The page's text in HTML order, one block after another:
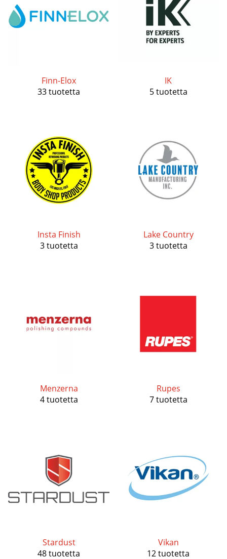
Finn-Elox
33 tuotetta
IK
5 tuotetta
Insta Finish
3 tuotetta
Lake Country
3 tuotetta
Menzerna
4 tuotetta
Rupes
7 tuotetta
Stardust
48 tuotetta
Vikan
12 tuotetta